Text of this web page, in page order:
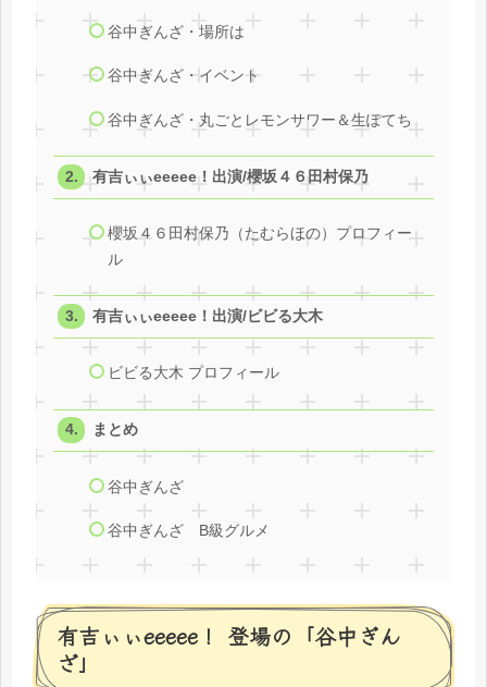
谷中ぎんざ・場所は
谷中ぎんざ・イベント
谷中ぎんざ・丸ごとレモンサワー＆生ぽてち
有吉ぃぃeeeee！出演/櫻坂４６田村保乃
櫻坂４６田村保乃（たむらほの）プロフィー
ル
有吉ぃぃeeeee！出演/ビビる大木
ビビる大木 プロフィール
まとめ
谷中ぎんざ
谷中ぎんざ B級グルメ
有吉ぃぃeeeee！ 登場の「谷中ぎん
ざ」